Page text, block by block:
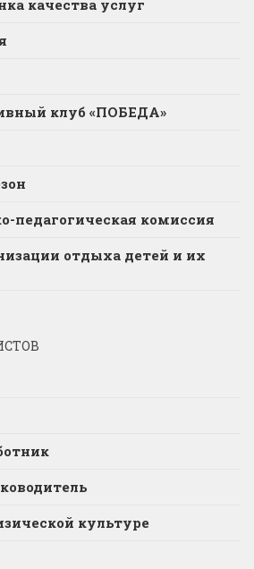
качества услуг
клуб «ПОБЕДА»
педагогическая комиссия
отдыха детей и их
культуре